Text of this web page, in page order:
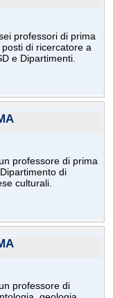
professori di prima
di ricercatore a
e Dipartimenti.
professore di prima
di
culturali.
professore di